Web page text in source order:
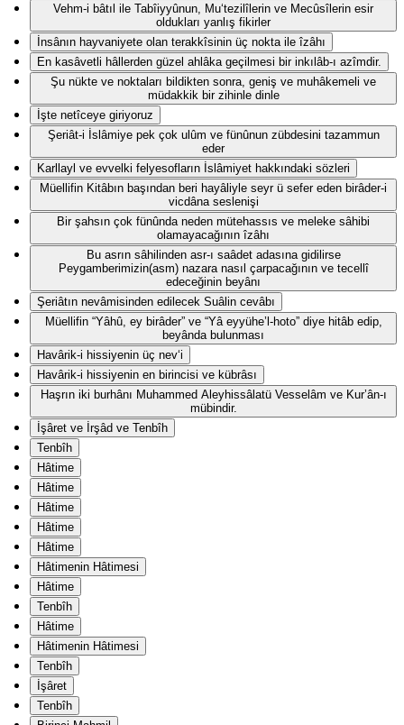
Vehm-i bâtıl ile Tabîiyyûnun, Mu‘tezilîlerin ve Mecûsîlerin esir
oldukları yanlış fikirler
İnsânın hayvaniyete olan terakkîsinin üç nokta ile îzâhı
En kasâvetli hâllerden güzel ahlâka geçilmesi bir inkılâb-ı azîmdir.
Şu nükte ve noktaları bildikten sonra, geniş ve muhâkemeli ve
müdakkik bir zihinle dinle
İşte netîceye giriyoruz
Şeriât-i İslâmiye pek çok ulûm ve fünûnun zübdesini tazammun
eder
Karllayl ve evvelki felyesofların İslâmiyet hakkındaki sözleri
Müellifin Kitâbın başından beri hayâliyle seyr ü sefer eden birâder-i
vicdâna seslenişi
Bir şahsın çok fünûnda neden mütehassıs ve meleke sâhibi
olamayacağının îzâhı
Bu asrın sâhilinden asr-ı saâdet adasına gidilirse
Peygamberimizin(asm) nazara nasıl çarpacağının ve tecellî
edeceğinin beyânı
Şeriâtın nevâmisinden edilecek Suâlin cevâbı
Müellifin “Yâhû, ey birâder” ve “Yâ eyyühe’l-hoto” diye hitâb edip,
beyânda bulunması
Havârik-i hissiyenin üç nev‘i
Havârik-i hissiyenin en birincisi ve kübrâsı
Haşrın iki burhânı Muhammed Aleyhissâlatü Vesselâm ve Kur’ân-ı
mübindir.
İşâret ve İrşâd ve Tenbîh
Tenbîh
Hâtime
Hâtime
Hâtime
Hâtime
Hâtime
Hâtimenin Hâtimesi
Hâtime
Tenbîh
Hâtime
Hâtimenin Hâtimesi
Tenbîh
İşâret
Tenbîh